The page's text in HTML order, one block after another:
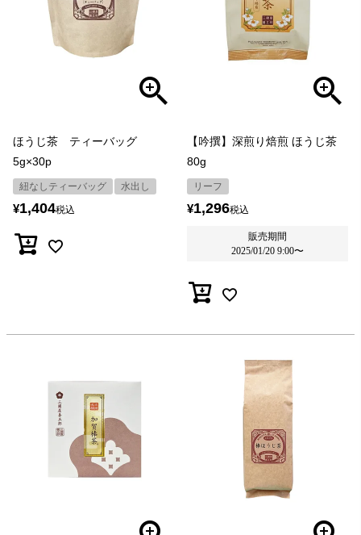
ほうじ茶 ティーバッグ
5g×30p
紐なしティーバッグ 水出し
¥1,404税込
【吟撰】深煎り焙煎 ほうじ茶
80g
リーフ
¥1,296税込
販売期間
2025/01/20 9:00〜